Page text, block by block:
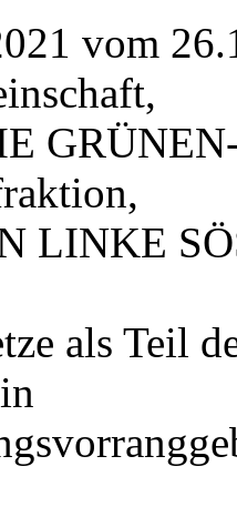
vom
LINKE
als Teil